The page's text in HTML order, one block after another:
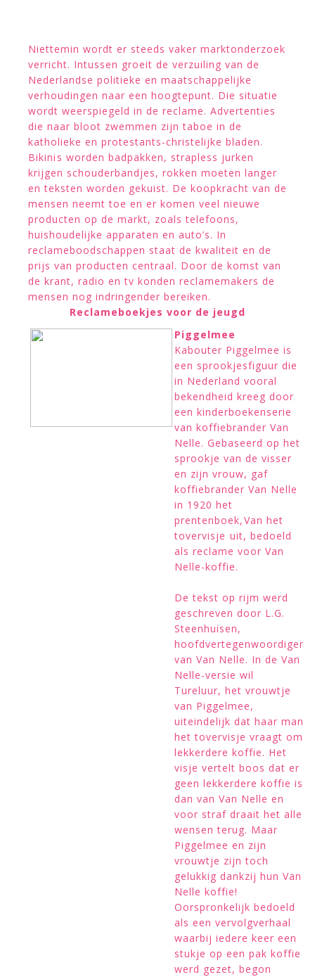
Niettemin wordt er steeds vaker marktonderzoek
verricht. Intussen groeit de verzuiling van de
Nederlandse politieke en maatschappelijke
verhoudingen naar een hoogtepunt. Die situatie
wordt weerspiegeld in de reclame. Advertenties
die naar bloot zwemmen zijn taboe in de
katholieke en protestants-christelijke bladen.
Bikinis worden badpakken, strapless jurken
krijgen schouderbandjes, rokken moeten langer
en teksten worden gekuist. De koopkracht van de
mensen neemt toe en er komen veel nieuwe
producten op de markt, zoals telefoons,
huishoudelijke apparaten en auto’s. In
reclameboodschappen staat de kwaliteit en de
prijs van producten centraal. Door de komst van
de krant, radio en tv konden reclamemakers de
mensen nog indringender bereiken.
Reclameboekjes voor de jeugd
Piggelmee
Kabouter Piggelmee is
een sprookjesfiguur die
in Nederland vooral
bekendheid kreeg door
een kinderboekenserie
van koffiebrander Van
Nelle. Gebaseerd op het
sprookje van de visser
en zijn vrouw, gaf
koffiebrander Van Nelle
in 1920 het
prentenboek,Van het
tovervisje uit, bedoeld
als reclame voor Van
Nelle-koffie.
De tekst op rijm werd
geschreven door L.G.
Steenhuisen,
hoofdvertegenwoordiger
van Van Nelle. In de Van
Nelle-versie wil
Tureluur, het vrouwtje
van Piggelmee,
uiteindelijk dat haar man
het tovervisje vraagt om
lekkerdere koffie. Het
visje vertelt boos dat er
geen lekkerdere koffie is
dan van Van Nelle en
voor straf draait het alle
wensen terug. Maar
Piggelmee en zijn
vrouwtje zijn toch
gelukkig dankzij hun Van
Nelle koffie!
Oorspronkelijk bedoeld
als een vervolgverhaal
waarbij iedere keer een
stukje op een pak koffie
werd gezet, begon